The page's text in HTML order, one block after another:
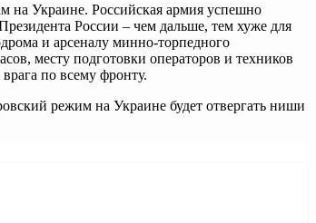
на Украине. Российская армия успешно
России – чем дальше, тем хуже для
и арсеналу минно-торпедного
месту подготовки операторов и техников
по всему фронту.
режим на Украине будет отвергать ниши